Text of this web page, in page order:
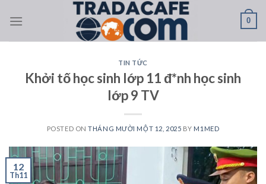
0
TIN TỨC
Khởi tố học sinh lớp 11 đ*nh học sinh
lớp 9 TV
POSTED ONTHÁNG MƯỜI MỘT 12, 2025 BY M1MED
12
Th11